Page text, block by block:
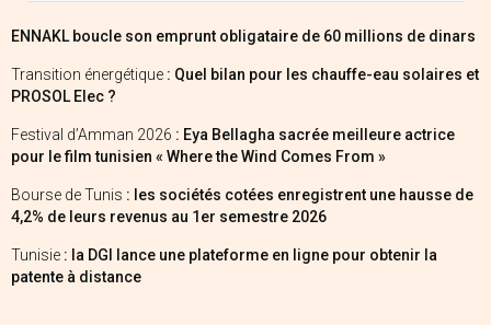
ENNAKL boucle son emprunt obligataire de 60 millions de dinars
Transition énergétique : Quel bilan pour les chauffe-eau solaires et
PROSOL Elec ?
Festival d’Amman 2026 : Eya Bellagha sacrée meilleure actrice
pour le film tunisien « Where the Wind Comes From »
Bourse de Tunis : les sociétés cotées enregistrent une hausse de
4,2% de leurs revenus au 1er semestre 2026
Tunisie : la DGI lance une plateforme en ligne pour obtenir la
patente à distance